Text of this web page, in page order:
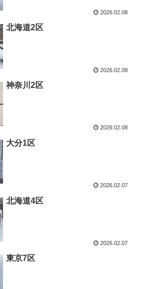
2026.02.08
北海道2区
2026.02.08
神奈川2区
2026.02.08
大分1区
2026.02.07
北海道4区
2026.02.07
東京7区